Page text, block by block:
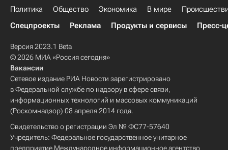
Политика Общество Экономика В мире
Спецпроекты
Реклама Продукты и сервисы Пресс-
Версия 2023.1 Beta
© 2026 МИА «Россия сегодня»
Вакансии
Сетевое издание РИА Новости зарегистрировано
в Федеральной службе по надзору в сфере связи,
информационных технологий и массовых коммуникаций
(Роскомнадзор) 08 апреля 2014 года.
Свидетельство о регистрации Эл № ФС77-57640
Учредитель: Федеральное государственное унитарное
предприятие Международное информационное агентство